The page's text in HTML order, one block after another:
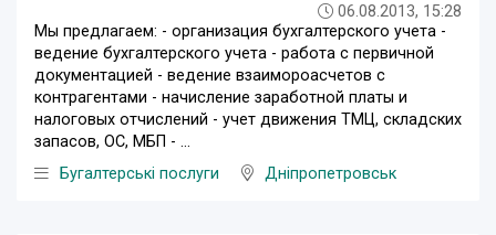
06.08.2013, 15:28
Мы предлагаем: - организация бухгалтерского учета -
ведение бухгалтерского учета - работа с первичной
документацией - ведение взаимороасчетов с
контрагентами - начисление заработной платы и
налоговых отчислений - учет движения ТМЦ, складских
запасов, ОС, МБП - ...
Бугалтерські послуги
Дніпропетровськ